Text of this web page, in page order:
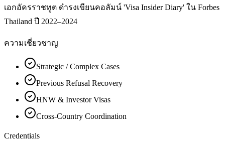
เอกอัครราชทูต ดำรงเขียนคอลัมน์ 'Visa Insider Diary' ใน Forbes
Thailand ปี 2022–2024
ความเชี่ยวชาญ
Strategic / Complex Cases
Previous Refusal Recovery
HNW & Investor Visas
Cross-Country Coordination
Credentials